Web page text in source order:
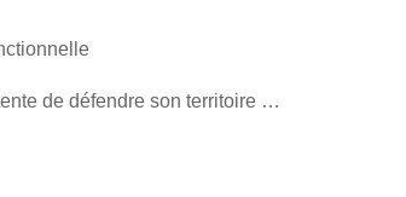
de défendre son territoire …